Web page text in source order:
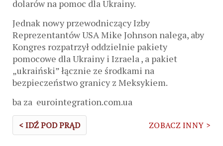
dolarów na pomoc dla Ukrainy.
Jednak nowy przewodniczący Izby
Reprezentantów USA Mike Johnson nalega, aby
Kongres rozpatrzył oddzielnie pakiety
pomocowe dla Ukrainy i Izraela , a pakiet
„ukraiński” łącznie ze środkami na
bezpieczeństwo granicy z Meksykiem.
ba za eurointegration.com.ua
< IDŹ POD PRĄD ZOBACZ INNY >